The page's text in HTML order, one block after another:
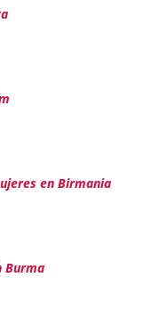
en Birmania
Burma